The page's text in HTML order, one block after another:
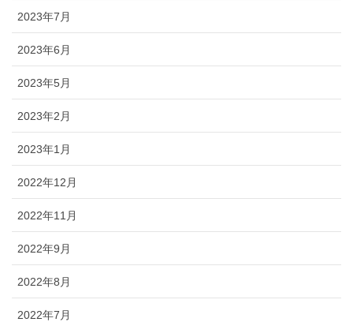
2023年7月
2023年6月
2023年5月
2023年2月
2023年1月
2022年12月
2022年11月
2022年9月
2022年8月
2022年7月